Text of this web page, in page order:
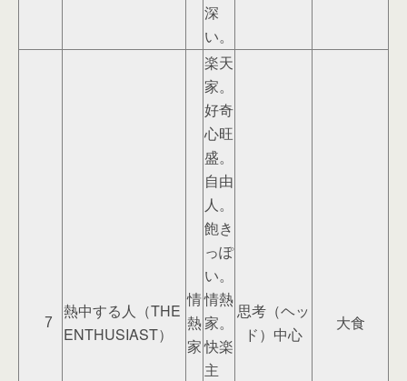
深
い。
7
熱中する人（THE
ENTHUSIAST）
情
熱
家
楽天
家。
好奇
心旺
盛。
自由
人。
飽き
っぽ
い。
情熱
家。
快楽
主
思考（ヘッ
ド）中心
大食